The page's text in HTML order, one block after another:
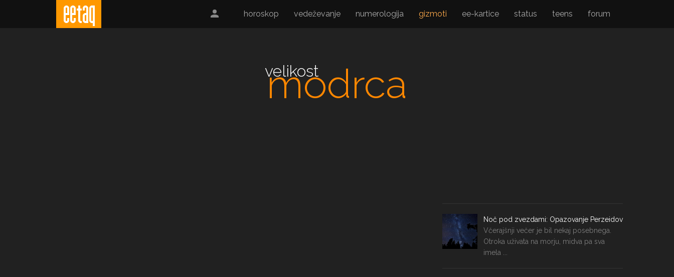
horoskop vedeževanje numerologija gizmoti ee-kartice status teens forum
velikost
modrca
Noč pod zvezdami: Opazovanje Perzeidov
Včerajšnji večer je bil nekaj posebnega.
Otroka uživata na morju, midva pa sva
imela ...